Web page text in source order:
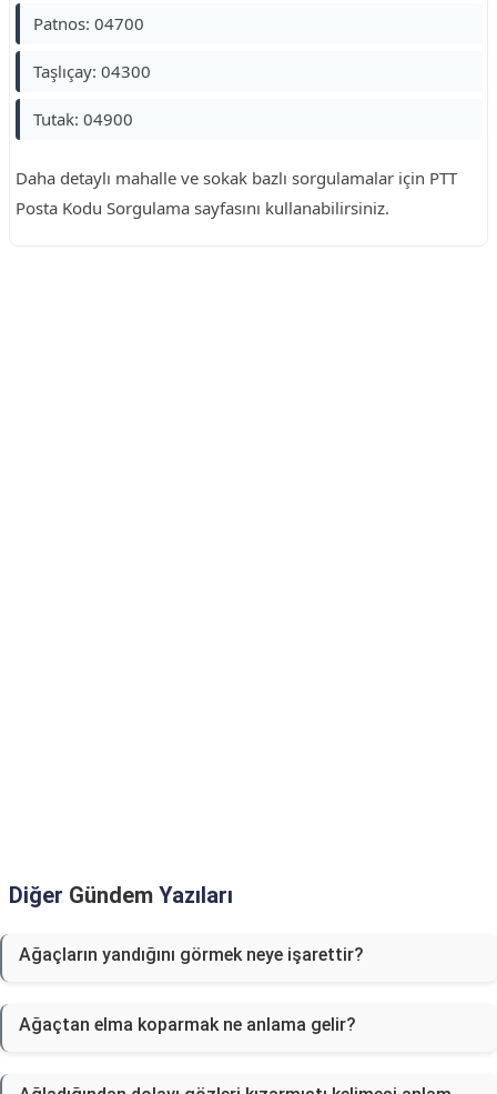
Patnos: 04700
Taşlıçay: 04300
Tutak: 04900
Daha detaylı mahalle ve sokak bazlı sorgulamalar için PTT
Posta Kodu Sorgulama sayfasını kullanabilirsiniz.
Diğer Gündem Yazıları
Ağaçların yandığını görmek neye işarettir?
Ağaçtan elma koparmak ne anlama gelir?